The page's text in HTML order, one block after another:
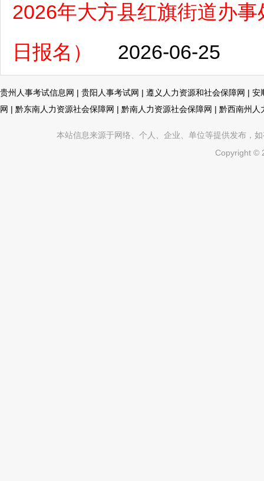
2026年大方县红旗街道办
日报名）
2026-06-25
贵州人事考试信息网 | 贵阳人事考试网 | 遵义人力资源和社会保障网 | 安
网 | 黔东南人力资源社会保障网 | 黔南人力资源社会保障网 | 黔西南州人
本站信息来源于网络、个人、企业、单位等提供发布，
Copyright ©